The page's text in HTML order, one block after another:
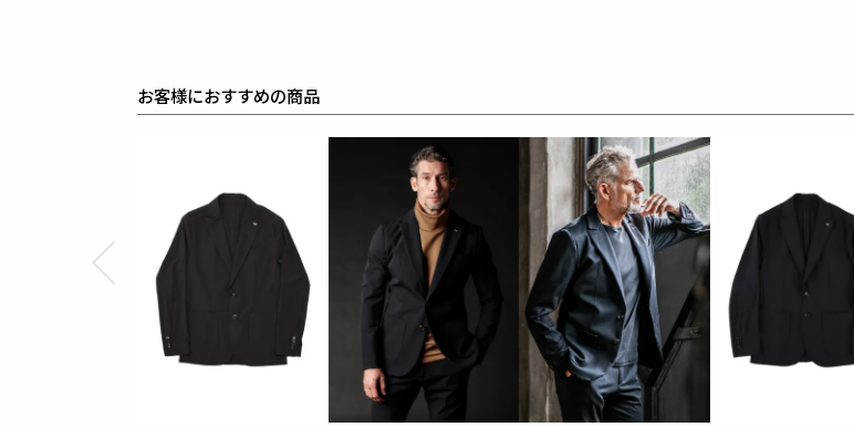
糸番手ムラが少なく、毛羽が出にくいコンパクト紡績綿糸を用いたハイゲージのストレッチ素材です。
ナイロンとポリウレタンを交編することにより、スポーティーな要素とストレッチ性を兼ね備えています。
機械の特性上、ループを小さく編むことができ、度詰めで編みたてていますので、非常にコシのある素材です。
また、整理加工では特殊なシルケット加工を施していますので、仕立て映えするハリ感のある素材です。
表地 : コットン58% ナイロン37% ポリウレタン5%
裏地 : キュプラ100%
別布 : ポリエステル100%